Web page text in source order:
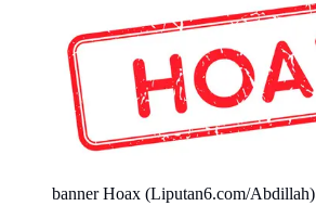
banner Hoax (Liputan6.com/Abdillah)